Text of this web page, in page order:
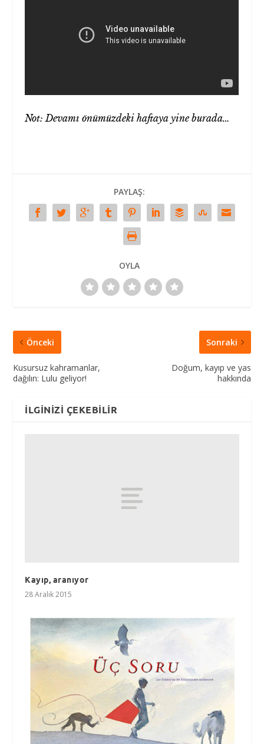
Not: Devamı önümüzdeki haftaya yine burada…
PAYLAŞ:
OYLA
Önceki
Kusursuz kahramanlar,
dağılın: Lulu geliyor!
Sonraki
Doğum, kayıp ve yas
hakkında
İLGINIZI ÇEKEBILIR
Kayıp, aranıyor
28 Aralık 2015